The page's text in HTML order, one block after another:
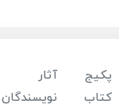
پکیج
کتاب
آثار
نویسندگان